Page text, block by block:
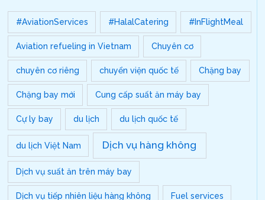
#AviationServices #HalalCatering #InFlightMeal
Aviation refueling in Vietnam Chuyên cơ
chuyên cơ riêng chuyển viện quốc tế Chặng bay
Chặng bay mới Cung cấp suất ăn máy bay
Cự ly bay du lịch du lịch quốc tế
du lịch Việt Nam Dịch vụ hàng không
Dịch vụ suất ăn trên máy bay
Dịch vụ tiếp nhiên liệu hàng không Fuel services